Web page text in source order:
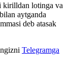
lotinga va
aytganda
deb atasak
Telegramga